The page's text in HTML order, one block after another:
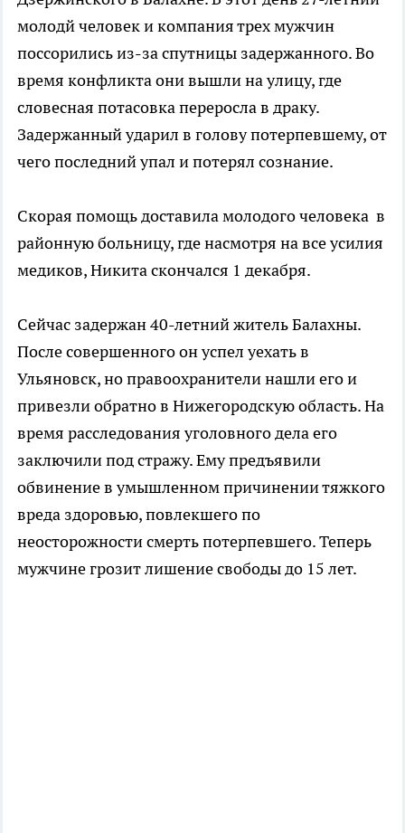
молодй человек и компания трех мужчин
поссорились из-за спутницы задержанного. Во
время конфликта они вышли на улицу, где
словесная потасовка переросла в драку.
Задержанный ударил в голову потерпевшему, от
чего последний упал и потерял сознание.
Скорая помощь доставила молодого человека в
районную больницу, где насмотря на все усилия
медиков, Никита скончался 1 декабря.
Сейчас задержан 40-летний житель Балахны.
После совершенного он успел уехать в
Ульяновск, но правоохранители нашли его и
привезли обратно в Нижегородскую область. На
время расследования уголовного дела его
заключили под стражу. Ему предъявили
обвинение в умышленном причинении тяжкого
вреда здоровью, повлекшего по
неосторожности смерть потерпевшего. Теперь
мужчине грозит лишение свободы до 15 лет.